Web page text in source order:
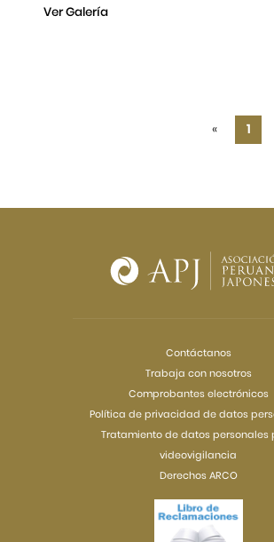
Ver Galería
« 1
Contáctanos
Trabaja con nosotros
Comprobantes electrónicos
Política de privacidad de datos
Tratamiento de datos personales
videovigilancia
Derechos ARCO